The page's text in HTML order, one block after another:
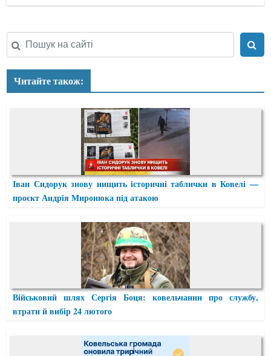
Читайте також:
Іван Сидорук знову нищить історичні таблички в Ковелі —
проєкт Андрія Миронюка під атакою
Військовий шлях Сергія Боця: ковельчанин про службу,
втрати й вибір 24 лютого